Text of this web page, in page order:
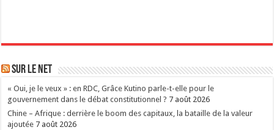
Sur le Net
« Oui, je le veux » : en RDC, Grâce Kutino parle-t-elle pour le
gouvernement dans le débat constitutionnel ? 7 août 2026
Chine – Afrique : derrière le boom des capitaux, la bataille de la valeur
ajoutée 7 août 2026